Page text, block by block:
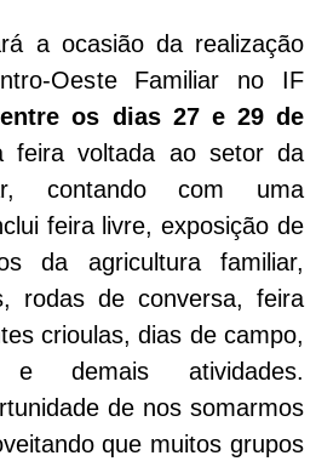
a ocasião da realização
Oeste Familiar no IF
entre os dias 27 e 29 de
feira voltada ao setor da
contando com uma
feira livre, exposição de
da agricultura familiar,
rodas de conversa, feira
crioulas, dias de campo,
demais atividades.
de nos somarmos
que muitos grupos